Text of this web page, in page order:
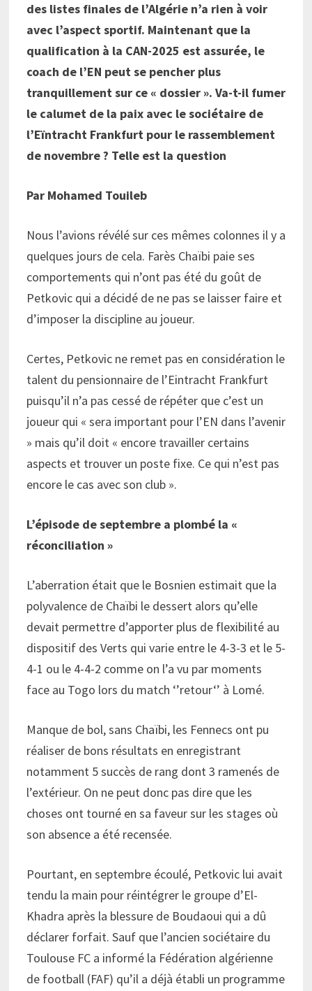
des listes finales de l’Algérie n’a rien à voir
avec l’aspect sportif. Maintenant que la
qualification à la CAN-2025 est assurée, le
coach de l’EN peut se pencher plus
tranquillement sur ce « dossier ». Va-t-il fumer
le calumet de la paix avec le sociétaire de
l’Eïntracht Frankfurt pour le rassemblement
de novembre ? Telle est la question
Par Mohamed Touileb
Nous l’avions révélé sur ces mêmes colonnes il y a
quelques jours de cela. Farès Chaïbi paie ses
comportements qui n’ont pas été du goût de
Petkovic qui a décidé de ne pas se laisser faire et
d’imposer la discipline au joueur.
Certes, Petkovic ne remet pas en considération le
talent du pensionnaire de l’Eintracht Frankfurt
puisqu’il n’a pas cessé de répéter que c’est un
joueur qui « sera important pour l’EN dans l’avenir
» mais qu’il doit « encore travailler certains
aspects et trouver un poste fixe. Ce qui n’est pas
encore le cas avec son club ».
L’épisode de septembre a plombé la «
réconciliation »
L’aberration était que le Bosnien estimait que la
polyvalence de Chaïbi le dessert alors qu’elle
devait permettre d’apporter plus de flexibilité au
dispositif des Verts qui varie entre le 4-3-3 et le 5-
4-1 ou le 4-4-2 comme on l’a vu par moments
face au Togo lors du match ‘’retour‘’ à Lomé.
Manque de bol, sans Chaïbi, les Fennecs ont pu
réaliser de bons résultats en enregistrant
notamment 5 succès de rang dont 3 ramenés de
l’extérieur. On ne peut donc pas dire que les
choses ont tourné en sa faveur sur les stages où
son absence a été recensée.
Pourtant, en septembre écoulé, Petkovic lui avait
tendu la main pour réintégrer le groupe d’El-
Khadra après la blessure de Boudaoui qui a dû
déclarer forfait. Sauf que l’ancien sociétaire du
Toulouse FC a informé la Fédération algérienne
de football (FAF) qu’il a déjà établi un programme